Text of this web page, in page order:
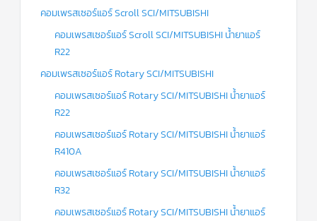
คอมเพรสเซอร์แอร์ Scroll SCI/MITSUBISHI
คอมเพรสเซอร์แอร์ Scroll SCI/MITSUBISHI น้ำยาแอร์
R22
คอมเพรสเซอร์แอร์ Rotary SCI/MITSUBISHI
คอมเพรสเซอร์แอร์ Rotary SCI/MITSUBISHI น้ำยาแอร์
R22
คอมเพรสเซอร์แอร์ Rotary SCI/MITSUBISHI น้ำยาแอร์
R410A
คอมเพรสเซอร์แอร์ Rotary SCI/MITSUBISHI น้ำยาแอร์
R32
คอมเพรสเซอร์แอร์ Rotary SCI/MITSUBISHI น้ำยาแอร์